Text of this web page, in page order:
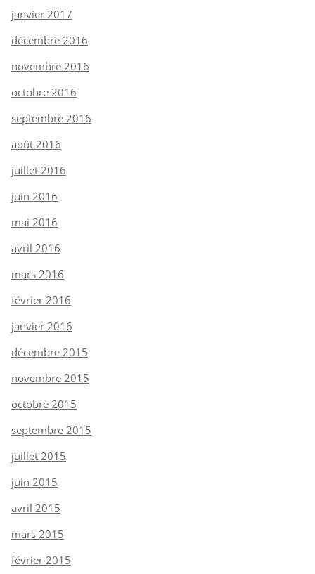
janvier 2017
décembre 2016
novembre 2016
octobre 2016
septembre 2016
août 2016
juillet 2016
juin 2016
mai 2016
avril 2016
mars 2016
février 2016
janvier 2016
décembre 2015
novembre 2015
octobre 2015
septembre 2015
juillet 2015
juin 2015
avril 2015
mars 2015
février 2015